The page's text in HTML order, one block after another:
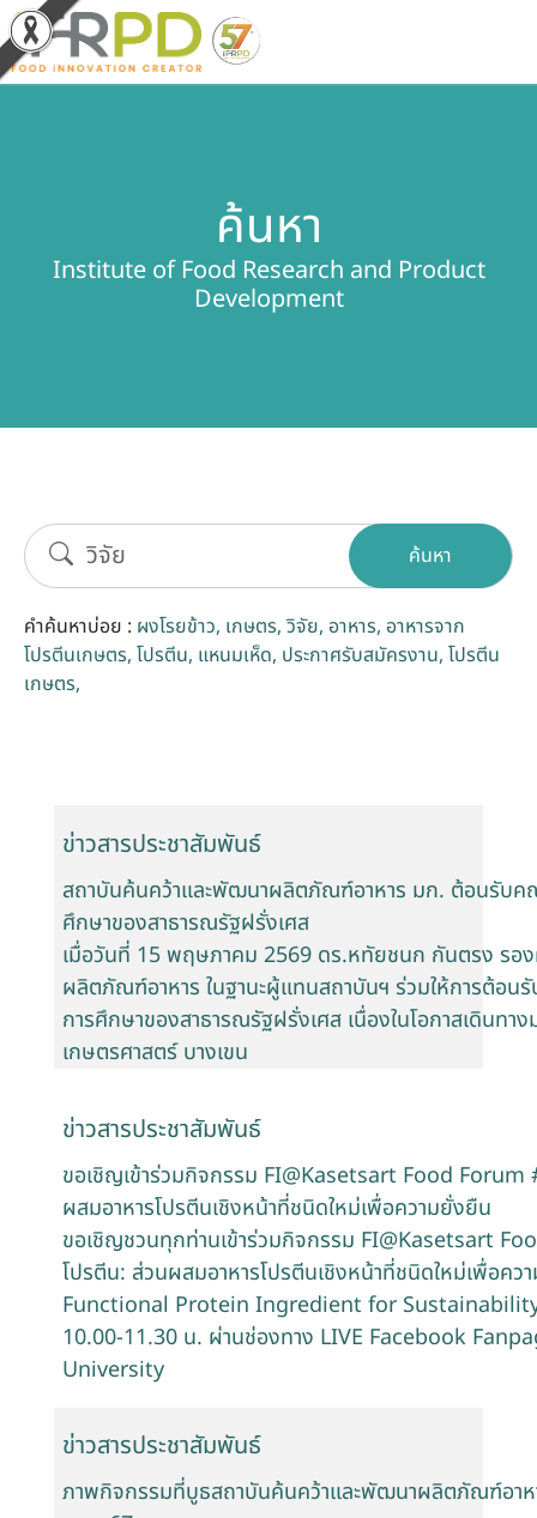
ผลงานวิจัยและนวัตกรรม
ผลิตภัณฑ์และจำหน่าย
บุคลากรสถาบัน
ระบบสารสนเทศ (ใน)
ค้นหา
Institute of Food Research and Product
Development
ค้นหา
คำค้นหาบ่อย : ผงโรยข้าว เกษตร วิจัย อาหาร อาหารจาก
โปรตีนเกษตร โปรตีน แหนมเห็ด ประกาศรับสมัครงาน โปรตีน
เกษตร
ข่าวสารประชาสัมพันธ์
สถาบันค้นคว้าและพัฒนาผลิตภัณฑ์อาหาร มก. ต้อนรับค
ศึกษาของสาธารณรัฐฝรั่งเศส
เมื่อวันที่ 15 พฤษภาคม 2569 ดร.หทัยชนก กันตรง รอ
ผลิตภัณฑ์อาหาร ในฐานะผู้แทนสถาบันฯ ร่วมให้การต้อ
การศึกษาของสาธารณรัฐฝรั่งเศส เนื่องในโอกาสเดินท
เกษตรศาสตร์ บางเขน
ข่าวสารประชาสัมพันธ์
ขอเชิญเข้าร่วมกิจกรรม FI@Kasetsart Food
ผสมอาหารโปรตีนเชิงหน้าที่ชนิดใหม่เพื่อความยั่งยืน
ขอเชิญชวนทุกท่านเข้าร่วมกิจกรรม FI@Kasetsart
โปรตีน: ส่วนผสมอาหารโปรตีนเชิงหน้าที่ชนิดใหม่เพื่อ
Functional Protein Ingredient for
10.00-11.30 น. ผ่านช่องทาง LIVE Facebook
University
ข่าวสารประชาสัมพันธ์
ภาพกิจกรรมที่บูธสถาบันค้นคว้าและพัฒนาผลิตภัณฑ์อาห